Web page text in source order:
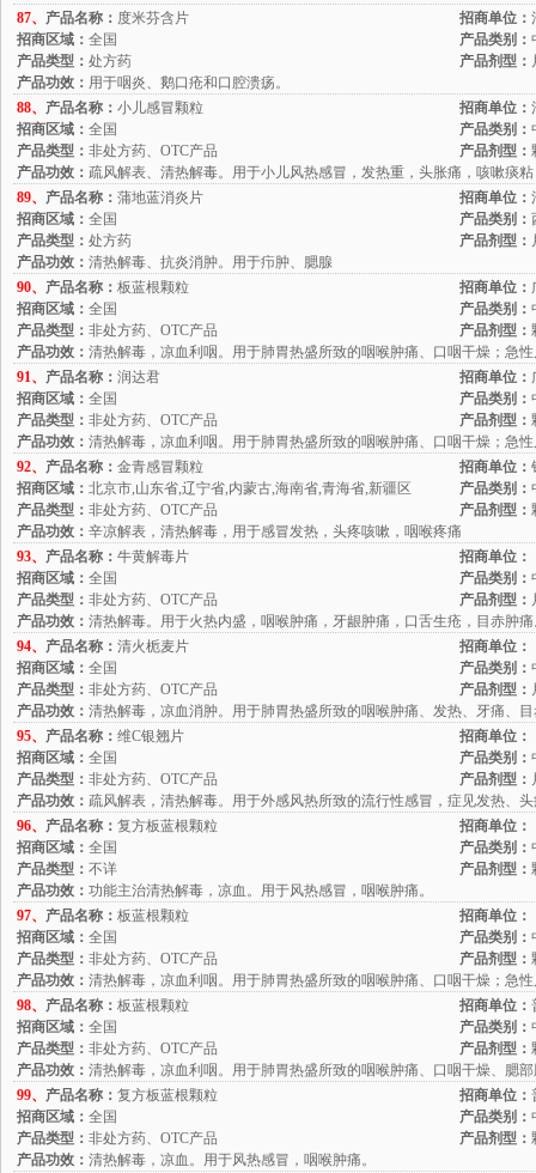
87、 产品名称： 度米芬含片 招商单位：
招商区域： 全国 产品类别：
产品类型： 处方药 产品剂型：
产品功效： 用于咽炎、鹅口疮和口腔溃疡。
88、 产品名称： 小儿感冒颗粒 招商单位：
招商区域： 全国 产品类别：
产品类型： 非处方药、OTC产品 产品剂型：
产品功效： 疏风解表、清热解毒。用于小儿风热感冒，发热重，头胀痛，咳嗽痰
89、 产品名称： 蒲地蓝消炎片 招商单位：
招商区域： 全国 产品类别：
产品类型： 处方药 产品剂型：
产品功效： 清热解毒、抗炎消肿。用于疖肿、腮腺
90、 产品名称： 板蓝根颗粒 招商单位：
招商区域： 全国 产品类别：
产品类型： 非处方药、OTC产品 产品剂型：
产品功效： 清热解毒，凉血利咽。用于肺胃热盛所致的咽喉肿痛、口咽干燥；急
91、 产品名称： 润达君 招商单位：
招商区域： 全国 产品类别：
产品类型： 非处方药、OTC产品 产品剂型：
产品功效： 清热解毒，凉血利咽。用于肺胃热盛所致的咽喉肿痛、口咽干燥；急
92、 产品名称： 金青感冒颗粒 招商单位：
招商区域： 北京市,山东省,辽宁省,内蒙古,海南省,青海省,新疆区 产品类别：
产品类型： 非处方药、OTC产品 产品剂型：
产品功效： 辛凉解表，清热解毒，用于感冒发热，头疼咳嗽，咽喉疼痛
93、 产品名称： 牛黄解毒片
招商单位：
招商区域： 全国 产品类别：
产品类型： 非处方药、OTC产品 产品剂型：
产品功效： 清热解毒。用于火热内盛，咽喉肿痛，牙龈肿痛，口舌生疮，目赤肿
94、 产品名称： 清火栀麦片
招商单位：
招商区域： 全国 产品类别：
产品类型： 非处方药、OTC产品 产品剂型：
产品功效： 清热解毒，凉血消肿。用于肺胃热盛所致的咽喉肿痛、发热、牙痛、
95、 产品名称： 维C银翘片
招商单位：
招商区域： 全国 产品类别：
产品类型： 非处方药、OTC产品 产品剂型：
产品功效： 疏风解表，清热解毒。用于外感风热所致的流行性感冒，症见发热、
96、 产品名称： 复方板蓝根颗粒
招商单位：
招商区域： 全国 产品类别：
产品类型： 不详 产品剂型：
产品功效： 功能主治清热解毒，凉血。用于风热感冒，咽喉肿痛。
97、 产品名称： 板蓝根颗粒
招商单位：
招商区域： 全国 产品类别：
产品类型： 非处方药、OTC产品 产品剂型：
产品功效： 清热解毒，凉血利咽。用于肺胃热盛所致的咽喉肿痛、口咽干燥；急
98、 产品名称： 板蓝根颗粒 招商单位：
招商区域： 全国 产品类别：
产品类型： 非处方药、OTC产品 产品剂型：
产品功效： 清热解毒，凉血利咽。用于肺胃热盛所致的咽喉肿痛、口咽干燥、腮
99、 产品名称： 复方板蓝根颗粒 招商单位：
招商区域： 全国 产品类别：
产品类型： 非处方药、OTC产品 产品剂型：
产品功效： 清热解毒，凉血。用于风热感冒，咽喉肿痛。